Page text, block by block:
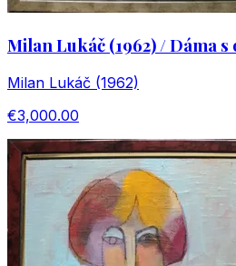
Milan Lukáč (1962) / Dáma s
Milan Lukáč (1962)
€3,000.00